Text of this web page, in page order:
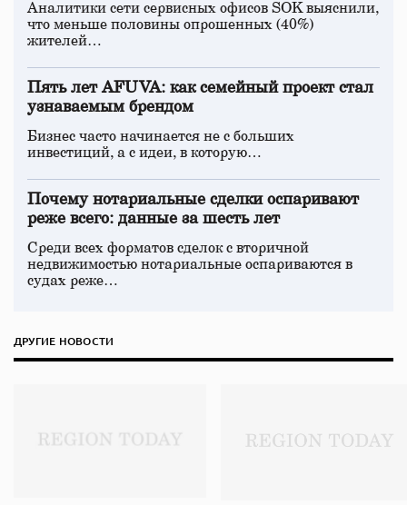
Аналитики сети сервисных офисов SOK выяснили,
что меньше половины опрошенных (40%)
жителей…
Пять лет AFUVA: как семейный проект стал
узнаваемым брендом
Бизнес часто начинается не с больших
инвестиций, а с идеи, в которую…
Почему нотариальные сделки оспаривают
реже всего: данные за шесть лет
Среди всех форматов сделок с вторичной
недвижимостью нотариальные оспариваются в
судах реже…
ДРУГИЕ НОВОСТИ